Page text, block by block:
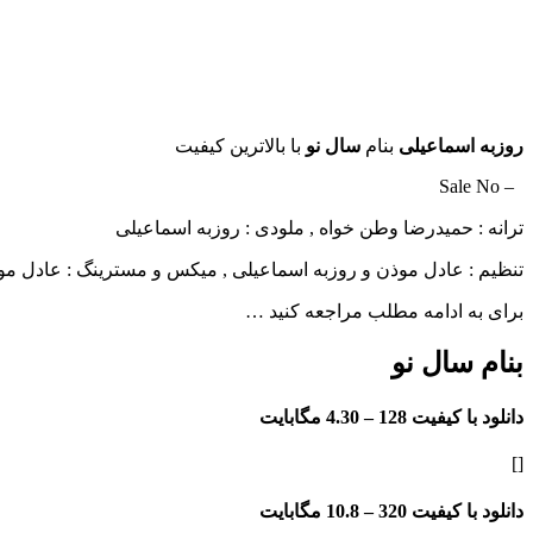
روزبه اسماعیلی بنام سال نو با بالاترین کیفیت
– Sale No
ترانه : حمیدرضا وطن خواه , ملودی : روزبه اسماعیلی
تنظیم : عادل موذن و روزبه اسماعیلی , میکس و مسترینگ : عادل
برای به ادامه مطلب مراجعه کنید …
بنام سال نو
دانلود با کیفیت 128 – 4.30 مگابایت
[]
دانلود با کیفیت 320 – 10.8 مگابایت